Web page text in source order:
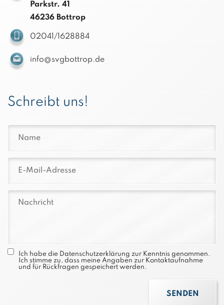
Parkstr. 41
46236 Bottrop
02041/1628884
info@svgbottrop.de
Schreibt uns!
Ich habe die Datenschutzerklärung zur Kenntnis genommen.
Ich stimme zu, dass meine Angaben zur Kontaktaufnahme
und für Rückfragen gespeichert werden.
SENDEN